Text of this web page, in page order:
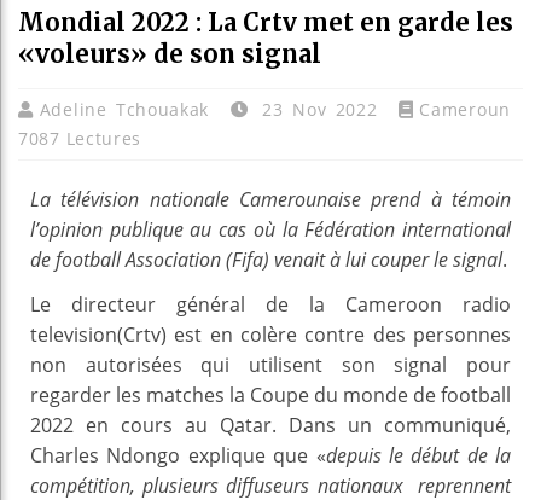
Mondial 2022 : La Crtv met en garde les
«voleurs» de son signal
Adeline Tchouakak 23 Nov 2022
Cameroun
7087 Lectures
La télévision nationale Camerounaise prend à témoin
l’opinion publique au cas où la Fédération international
de football Association (Fifa) venait à lui couper le signal.
Le directeur général de la Cameroon radio
television(Crtv) est en colère contre des personnes
non autorisées qui utilisent son signal pour
regarder les matches la Coupe du monde de football
2022 en cours au Qatar. Dans un communiqué,
Charles Ndongo explique que «depuis le début de la
compétition, plusieurs diffuseurs nationaux reprennent